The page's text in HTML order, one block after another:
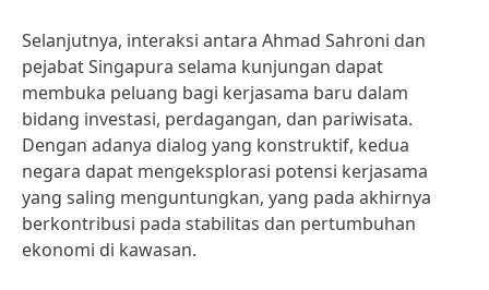
Selanjutnya, interaksi antara Ahmad Sahroni dan
pejabat Singapura selama kunjungan dapat
membuka peluang bagi kerjasama baru dalam
bidang investasi, perdagangan, dan pariwisata.
Dengan adanya dialog yang konstruktif, kedua
negara dapat mengeksplorasi potensi kerjasama
yang saling menguntungkan, yang pada akhirnya
berkontribusi pada stabilitas dan pertumbuhan
ekonomi di kawasan.